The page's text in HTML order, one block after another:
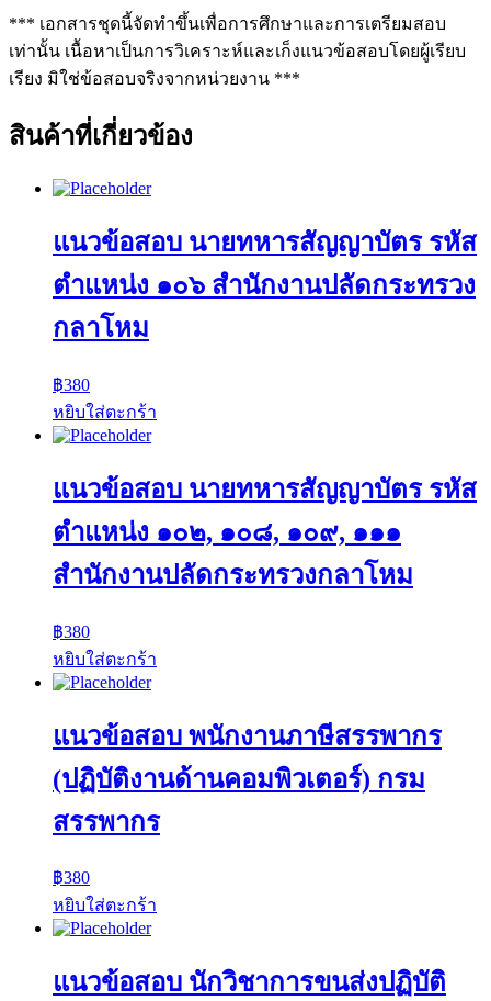
*** เอกสารชุดนี้จัดทำขึ้นเพื่อการศึกษาและการเตรียมสอบ
เท่านั้น เนื้อหาเป็นการวิเคราะห์และเก็งแนวข้อสอบโดยผู้เรียบ
เรียง มิใช่ข้อสอบจริงจากหน่วยงาน ***
สินค้าที่เกี่ยวข้อง
แนวข้อสอบ นายทหารสัญญาบัตร รหัส
ตำแหน่ง ๑๐๖ สำนักงานปลัดกระทรวง
กลาโหม
฿380
หยิบใส่ตะกร้า
แนวข้อสอบ นายทหารสัญญาบัตร รหัส
ตำแหน่ง ๑๐๒, ๑๐๘, ๑๐๙, ๑๑๑
สำนักงานปลัดกระทรวงกลาโหม
฿380
หยิบใส่ตะกร้า
แนวข้อสอบ พนักงานภาษีสรรพากร
(ปฏิบัติงานด้านคอมพิวเตอร์) กรม
สรรพากร
฿380
หยิบใส่ตะกร้า
แนวข้อสอบ นักวิชาการขนส่งปฏิบัติ